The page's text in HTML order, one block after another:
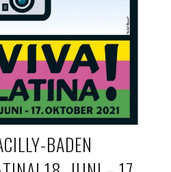
BADEN